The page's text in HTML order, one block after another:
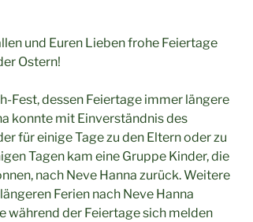
und Euren Lieben frohe Feiertage
Ostern!
Fest, dessen Feiertage immer längere
konnte mit Einverständnis des
für einige Tage zu den Eltern oder zu
Tagen kam eine Gruppe Kinder, die
nach Neve Hanna zurück. Weitere
Ferien nach Neve Hanna
während der Feiertage sich melden